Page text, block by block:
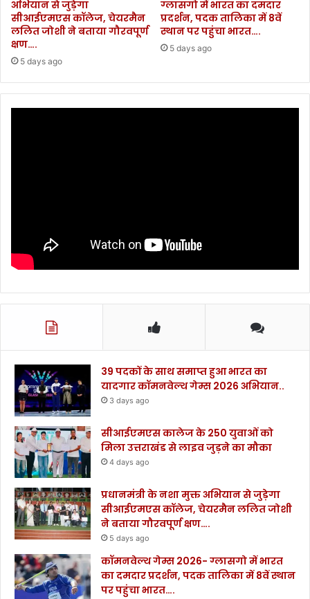
अभियान से जुड़ेगा
सीआईएमएस कॉलेज, चेयरमैन
ललित जोशी ने बताया गौरवपूर्ण
क्षण….
5 days ago
ग्लासगो में भारत का दमदार
प्रदर्शन, पदक तालिका में 8वें
स्थान पर पहुंचा भारत….
5 days ago
39 पदकों के साथ समाप्त हुआ भारत का
यादगार कॉमनवेल्थ गेम्स 2026 अभियान..
3 days ago
सीआईएमएस कालेज के 250 युवाओं को
मिला उत्तराखंड से लाइव जुड़ने का मौका
4 days ago
प्रधानमंत्री के नशा मुक्त अभियान से जुड़ेगा
सीआईएमएस कॉलेज, चेयरमैन ललित जोशी
ने बताया गौरवपूर्ण क्षण….
5 days ago
कॉमनवेल्थ गेम्स 2026- ग्लासगो में भारत
का दमदार प्रदर्शन, पदक तालिका में 8वें स्थान
पर पहुंचा भारत….